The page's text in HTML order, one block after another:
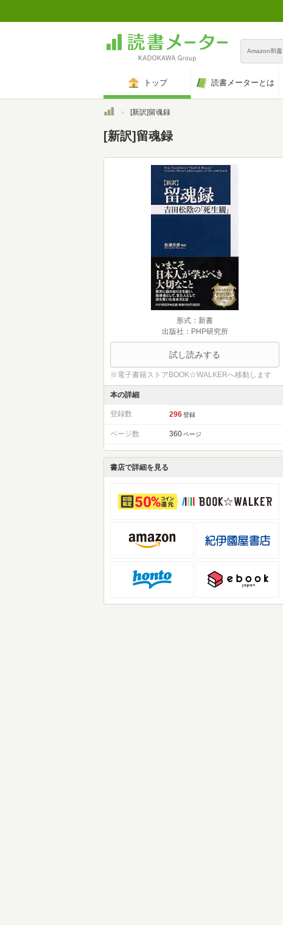
Amazon和書
トップ 読書メーターとは
トップ[新訳]留魂録
[新訳]留魂録
形式：新書
出版社：PHP研究所
試し読みする
※電子書籍ストアBOOK☆WALKERへ移動します
本の詳細
登録数 296 登録
ページ数 360 ページ
書店で詳細を見る